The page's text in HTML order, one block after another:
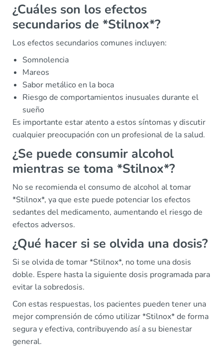
¿Cuáles son los efectos
secundarios de *Stilnox*?
Los efectos secundarios comunes incluyen:
Somnolencia
Mareos
Sabor metálico en la boca
Riesgo de comportamientos inusuales durante el
sueño
Es importante estar atento a estos síntomas y discutir
cualquier preocupación con un profesional de la salud.
¿Se puede consumir alcohol
mientras se toma *Stilnox*?
No se recomienda el consumo de alcohol al tomar
*Stilnox*, ya que este puede potenciar los efectos
sedantes del medicamento, aumentando el riesgo de
efectos adversos.
¿Qué hacer si se olvida una dosis?
Si se olvida de tomar *Stilnox*, no tome una dosis
doble. Espere hasta la siguiente dosis programada para
evitar la sobredosis.
Con estas respuestas, los pacientes pueden tener una
mejor comprensión de cómo utilizar *Stilnox* de forma
segura y efectiva, contribuyendo así a su bienestar
general.